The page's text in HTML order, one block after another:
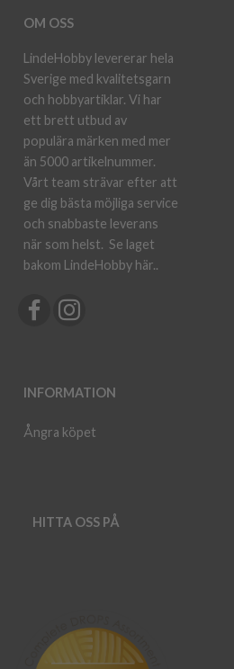
OM OSS
LindeHobby levererar hela
Sverige med kvalitetsgarn
och hobbyartiklar. Vi har
ett brett utbud av
populära märken med mer
än 5000 artikelnummer.
Vårt team strävar efter att
ge dig bästa möjliga service
och snabbaste leverans
när som helst. Se laget
bakom LindeHobby här..
INFORMATION
Ångra köpet
HITTA OSS PÅ